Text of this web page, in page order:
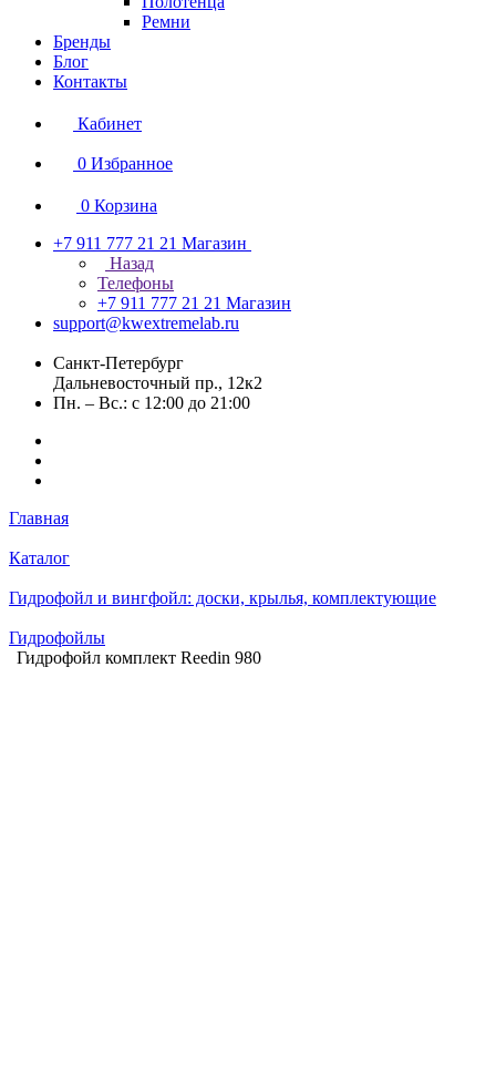
Ремни
Бренды
Блог
Контакты
Кабинет
0 Избранное
0 Корзина
+7 911 777 21 21 Магазин
Назад
Телефоны
+7 911 777 21 21 Магазин
support@kwextremelab.ru
Санкт-Петербург
Дальневосточный пр., 12к2
Пн. – Вс.: с 12:00 до 21:00
Главная
Каталог
Гидрофойл и вингфойл: доски, крылья, комплектующие
Гидрофойлы
Гидрофойл комплект Reedin 980